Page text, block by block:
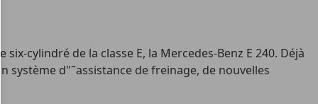
cylindré de la classe E, la Mercedes-Benz E 240. Déjà
d"˜assistance de freinage, de nouvelles